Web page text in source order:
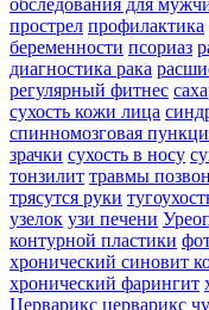
обследования для
прострел профилактика
беременности псориаз
диагностика рака
регулярный фитнес
сухость кожи лица
спинномозговая
зрачки сухость в носу
тонзилит травмы
трясутся руки
узелок узи печени
контурной пластики
хронический синовит
хронический фарингит
Церварикс церварикс